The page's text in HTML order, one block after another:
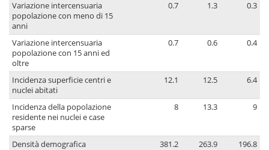
Variazione intercensuaria
popolazione con meno di 15
anni
0.7 1.3 0.3
Variazione intercensuaria
popolazione con 15 anni ed
oltre
0.7 0.6 0.4
Incidenza superficie centri e
nuclei abitati
12.1 12.5 6.4
Incidenza della popolazione
residente nei nuclei e case
sparse
8 13.3 9
Densità demografica 381.2 263.9 196.8